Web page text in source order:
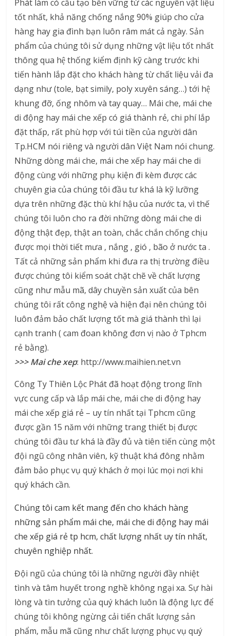
Phát làm có cấu tạo bền vững từ các nguyên vật liệu
tốt nhất, khả năng chống nắng 90% giúp cho cửa
hàng hay gia đình bạn luôn râm mát cả ngày. Sản
phẩm của chúng tôi sử dụng những vật liệu tốt nhất
thông qua hệ thống kiểm định kỹ càng trước khi
tiến hành lắp đặt cho khách hàng từ chất liệu vải đa
dạng như (tole, bạt simily, poly xuyên sáng…) tới hệ
khung đỡ, ống nhôm và tay quay… Mái che, mái che
di động hay mái che xếp có giá thành rẻ, chi phí lắp
đặt thấp, rất phù hợp với túi tiền của người dân
Tp.HCM nói riêng và người dân Việt Nam nói chung.
Những dòng mái che, mái che xếp hay mái che di
động cùng với những phụ kiện đi kèm được các
chuyên gia của chúng tôi đầu tư khá là kỹ lưỡng
dựa trên những đặc thù khí hậu của nước ta, vì thế
chúng tôi luôn cho ra đời những dòng mái che di
động thật đẹp, thật an toàn, chắc chắn chống chịu
được mọi thời tiết mưa , nắng , gió , bão ở nước ta .
Tất cả những sản phẩm khi đưa ra thị trường điều
được chúng tôi kiểm soát chặt chẽ về chất lượng
cũng như mẫu mã, dây chuyền sản xuất của bên
chúng tôi rất công nghệ và hiện đại nên chúng tôi
luôn đảm bảo chất lượng tốt mà giá thành thì lại
cạnh tranh ( cam đoan không đơn vị nào ở Tphcm
rẻ bằng).
>>> Mai che xep: http://www.maihien.net.vn
Công Ty Thiên Lộc Phát đã hoạt động trong lĩnh
vực cung cấp và lắp mái che, mái che di động hay
mái che xếp giá rẻ – uy tín nhất tại Tphcm cũng
được gần 15 năm với những trang thiết bị được
chúng tôi đầu tư khá là đầy đủ và tiên tiến cùng một
đội ngũ công nhân viên, kỹ thuật khá đông nhằm
đảm bảo phục vụ quý khách ở mọi lúc mọi nơi khi
quý khách cần.
Chúng tôi cam kết mang đến cho khách hàng
những sản phẩm mái che, mái che di động hay mái
che xếp giá rẻ tp hcm, chất lượng nhất uy tín nhất,
chuyên nghiệp nhất.
Đội ngũ của chúng tôi là những người đầy nhiệt
tình và tâm huyết trong nghề không ngại xa. Sự hài
lòng và tin tưởng của quý khách luôn là động lực để
chúng tôi không ngừng cải tiến chất lượng sản
phẩm, mẫu mã cũng như chất lượng phục vụ quý